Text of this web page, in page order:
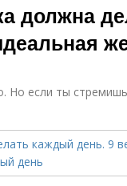
должна
Но если ты